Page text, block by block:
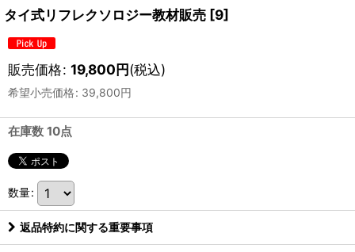
タイ式リフレクソロジー教材販売 [9]
販売価格: 19,800円(税込)
希望小売価格: 39,800円
在庫数 10点
数量:
返品特約に関する重要事項